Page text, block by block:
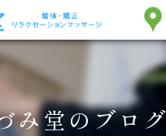
み堂のブログ